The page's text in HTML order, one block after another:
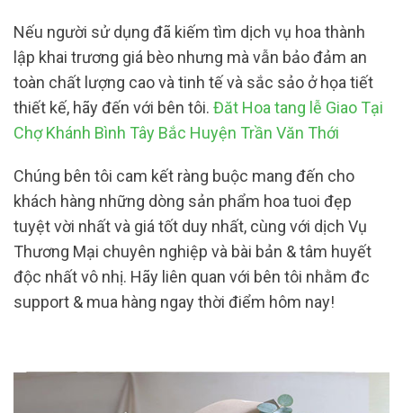
Nếu người sử dụng đã kiếm tìm dịch vụ hoa thành
lập khai trương giá bèo nhưng mà vẫn bảo đảm an
toàn chất lượng cao và tinh tế và sắc sảo ở họa tiết
thiết kế, hãy đến với bên tôi. Đăt Hoa tang lễ Giao Tại
Chợ Khánh Bình Tây Bắc Huyện Trần Văn Thới
Chúng bên tôi cam kết ràng buộc mang đến cho
khách hàng những dòng sản phẩm hoa tuoi đẹp
tuyệt vời nhất và giá tốt duy nhất, cùng với dịch Vụ
Thương Mại chuyên nghiệp và bài bản & tâm huyết
độc nhất vô nhị. Hãy liên quan với bên tôi nhằm đc
support & mua hàng ngay thời điểm hôm nay!